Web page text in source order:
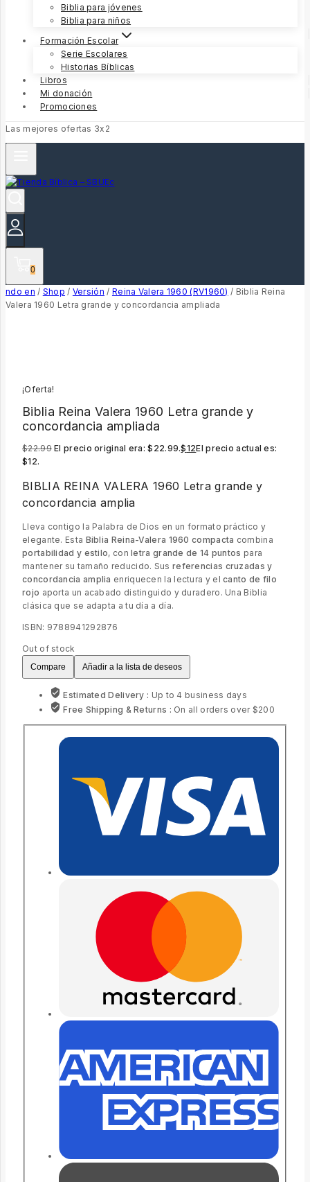
Biblia para jóvenes
Biblia para niños
Formación Escolar
Serie Escolares
Historias Bíblicas
Libros
Mi donación
Promociones
Las mejores ofertas 3x2
0
ndo en / Shop / Versión / Reina Valera 1960 (RV1960) / Biblia Reina
Valera 1960 Letra grande y concordancia ampliada
¡Oferta!
Biblia Reina Valera 1960 Letra grande y
concordancia ampliada
$22.99 El precio original era: $22.99.$12El precio actual es:
$12.
BIBLIA REINA VALERA 1960 Letra grande y
concordancia amplia
Lleva contigo la Palabra de Dios en un formato práctico y
elegante. Esta Biblia Reina-Valera 1960 compacta combina
portabilidad y estilo, conletra grande de 14 puntos para
mantener su tamaño reducido. Sus referencias cruzadas y
concordancia amplia enriquecen la lectura y elcanto de filo
rojo aporta un acabado distinguido y duradero. Una Biblia
clásica que se adapta a tu día a día.
ISBN: 9788941292876
Out of stock
Compare Añadir a la lista de deseos
Estimated Delivery : Up to 4 business days
Free Shipping & Returns : On all orders over $200